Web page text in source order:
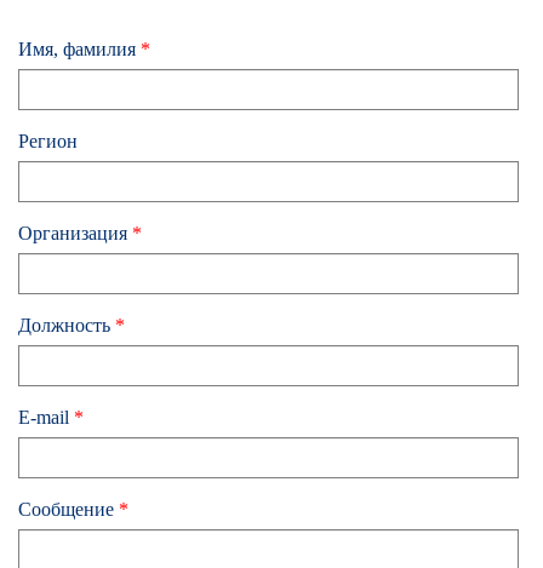
Имя, фамилия *
Регион
Организация *
Должность *
E-mail *
Сообщение *